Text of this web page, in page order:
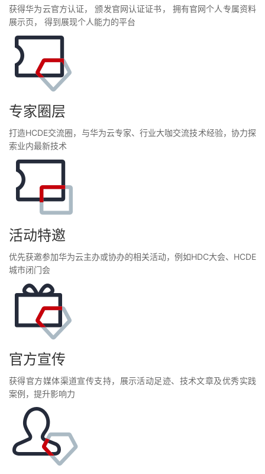
获得华为云官方认证， 颁发官网认证证书， 拥有官网个人专属资料
展示页， 得到展现个人能力的平台
专家圈层
打造HCDE交流圈，与华为云专家、行业大咖交流技术经验，协力探
索业内最新技术
活动特邀
优先获邀参加华为云主办或协办的相关活动，例如HDC大会、HCDE
城市闭门会
官方宣传
获得官方媒体渠道宣传支持，展示活动足迹、技术文章及优秀实践
案例，提升影响力